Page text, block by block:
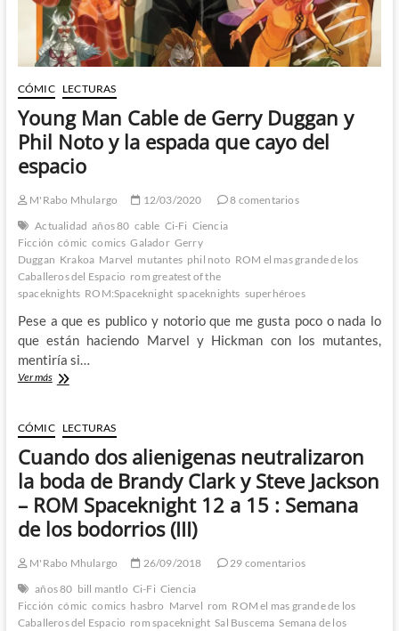
trágico
de
los
Caballeros
del
Espacio
CÓMIC LECTURAS
Young Man Cable de Gerry Duggan y
Phil Noto y la espada que cayo del
espacio
M'Rabo Mhulargo 12/03/2020
8 comentarios
Actualidad años 80 cable Ci-Fi Ciencia
Ficción cómic comics Galador Gerry
Duggan Krakoa Marvel mutantes phil noto ROM el mas grande de los
Caballeros del Espacio rom greatest of the
spaceknights ROM:Spaceknight spaceknights superhéroes
Pese a que es publico y notorio que me gusta poco o nada lo
que están haciendo Marvel y Hickman con los mutantes,
mentiría si…
Ver másYoung
de
Gerry
Duggan
Phil
Noto
la
que
cayo
espacio
CÓMIC LECTURAS
Cuando dos alienigenas neutralizaron
la boda de Brandy Clark y Steve Jackson
– ROM Spaceknight 12 a 15 : Semana
de los bodorrios (III)
M'Rabo Mhulargo 26/09/2018
29 comentarios
años 80 bill mantlo Ci-Fi Ciencia
Ficción cómic comics hasbro Marvel rom ROM el mas grande de los
Caballeros del Espacio rom spaceknight Sal Buscema Semana de los